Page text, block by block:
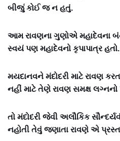
બીજું કોઈ જ ન હતું.
આમ રાવણના ગુણોએ મહાદેવના
સ્વયં પણ મહાદેવનો કૃપાપાત્ર હતો.
મયદાનવને મંદોદરી માટે રાવણ
નહીં માટે તેણે રાવણ સમક્ષ લગ્નનો
તો મંદોદરી જેવી અલૌકિક
નહોતી તેવું જણાતા રાવણે એ